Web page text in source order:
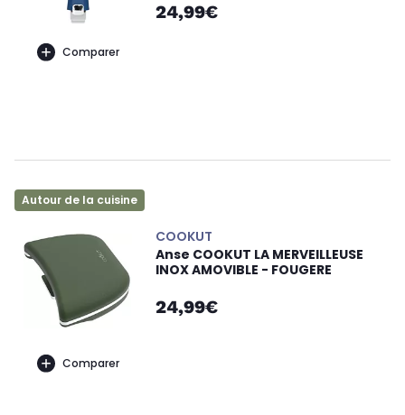
Comparer
24,99€
Autour de la cuisine
Comparer
COOKUT
Anse COOKUT LA MERVEILLEUSE
INOX AMOVIBLE - FOUGERE
24,99€